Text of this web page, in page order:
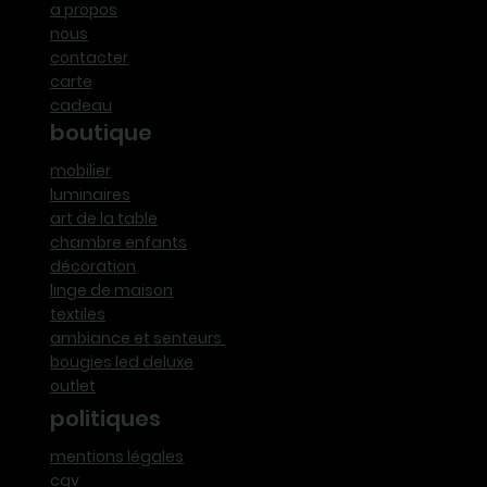
a propos
nous
contacter
carte
cadeau
boutique
mobilier
luminaires
art de la table
chambre enfants
décoration
linge de maison
textiles
ambiance et senteurs
bougies led deluxe
outlet
politiques
mentions légales
cgv